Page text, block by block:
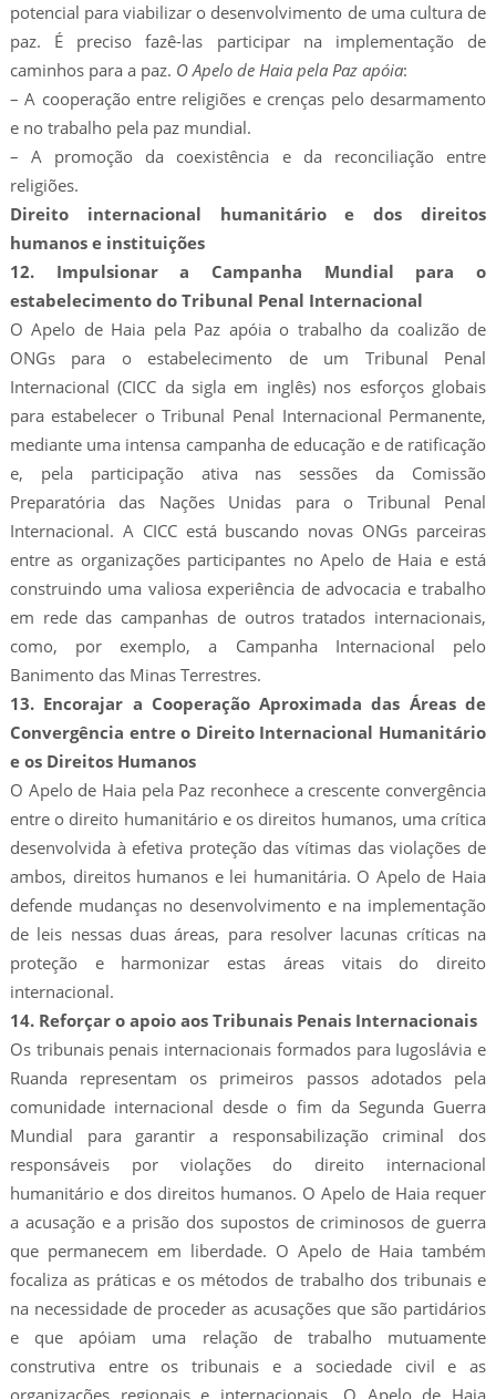
potencial para viabilizar o desenvolvimento de uma cultura de
paz. É preciso fazê-las participar na implementação de
caminhos para a paz. O Apelo de Haia pela Paz apóia:
– A cooperação entre religiões e crenças pelo desarmamento
e no trabalho pela paz mundial.
– A promoção da coexistência e da reconciliação entre
religiões.
Direito internacional humanitário e dos direitos
humanos e instituições
12. Impulsionar a Campanha Mundial para o
estabelecimento do Tribunal Penal Internacional
O Apelo de Haia pela Paz apóia o trabalho da coalizão de
ONGs para o estabelecimento de um Tribunal Penal
Internacional (CICC da sigla em inglês) nos esforços globais
para estabelecer o Tribunal Penal Internacional Permanente,
mediante uma intensa campanha de educação e de ratificação
e, pela participação ativa nas sessões da Comissão
Preparatória das Nações Unidas para o Tribunal Penal
Internacional. A CICC está buscando novas ONGs parceiras
entre as organizações participantes no Apelo de Haia e está
construindo uma valiosa experiência de advocacia e trabalho
em rede das campanhas de outros tratados internacionais,
como, por exemplo, a Campanha Internacional pelo
Banimento das Minas Terrestres.
13. Encorajar a Cooperação Aproximada das Áreas de
Convergência entre o Direito Internacional Humanitário
e os Direitos Humanos
O Apelo de Haia pela Paz reconhece a crescente convergência
entre o direito humanitário e os direitos humanos, uma crítica
desenvolvida à efetiva proteção das vítimas das violações de
ambos, direitos humanos e lei humanitária. O Apelo de Haia
defende mudanças no desenvolvimento e na implementação
de leis nessas duas áreas, para resolver lacunas críticas na
proteção e harmonizar estas áreas vitais do direito
internacional.
14. Reforçar o apoio aos Tribunais Penais Internacionais
Os tribunais penais internacionais formados para Iugoslávia e
Ruanda representam os primeiros passos adotados pela
comunidade internacional desde o fim da Segunda Guerra
Mundial para garantir a responsabilização criminal dos
responsáveis por violações do direito internacional
humanitário e dos direitos humanos. O Apelo de Haia requer
a acusação e a prisão dos supostos de criminosos de guerra
que permanecem em liberdade. O Apelo de Haia também
focaliza as práticas e os métodos de trabalho dos tribunais e
na necessidade de proceder as acusações que são partidários
e que apóiam uma relação de trabalho mutuamente
construtiva entre os tribunais e a sociedade civil e as